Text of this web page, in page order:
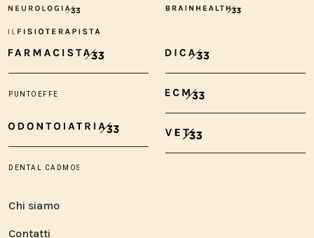
Chi siamo
Contatti